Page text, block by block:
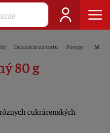
Dekorácie na tortu Posypy Mak
80 g
cukrárenských